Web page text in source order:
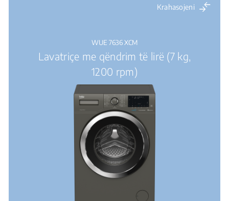
Krahasojeni
WUE 7636 XCM
Lavatriçe me qëndrim të lirë (7 kg,
1200 rpm)